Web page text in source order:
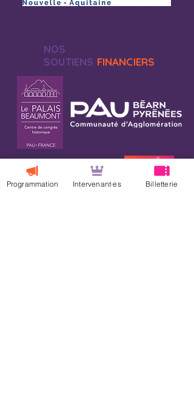
NOS
SOUTIENS FINANCIERS
Programmation Intervenant·es Billetterie